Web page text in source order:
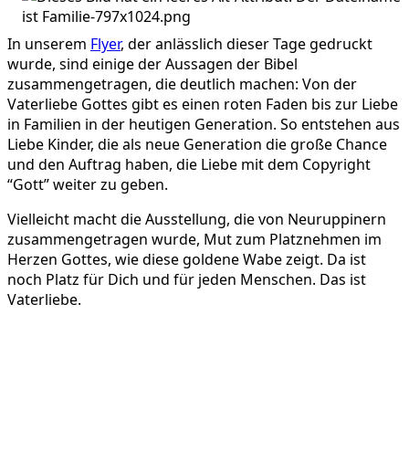
In unserem Flyer, der anlässlich dieser Tage gedruckt
wurde, sind einige der Aussagen der Bibel
zusammengetragen, die deutlich machen: Von der
Vaterliebe Gottes gibt es einen roten Faden bis zur Liebe
in Familien in der heutigen Generation. So entstehen aus
Liebe Kinder, die als neue Generation die große Chance
und den Auftrag haben, die Liebe mit dem Copyright
“Gott” weiter zu geben.
Vielleicht macht die Ausstellung, die von Neuruppinern
zusammengetragen wurde, Mut zum Platznehmen im
Herzen Gottes, wie diese goldene Wabe zeigt. Da ist
noch Platz für Dich und für jeden Menschen. Das ist
Vaterliebe.